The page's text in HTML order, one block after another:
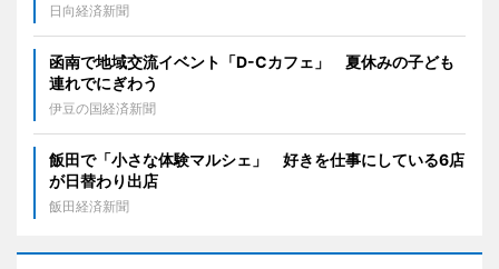
日向経済新聞
函南で地域交流イベント「D-Cカフェ」 夏休みの子ども
連れでにぎわう
伊豆の国経済新聞
飯田で「小さな体験マルシェ」 好きを仕事にしている6店
が日替わり出店
飯田経済新聞